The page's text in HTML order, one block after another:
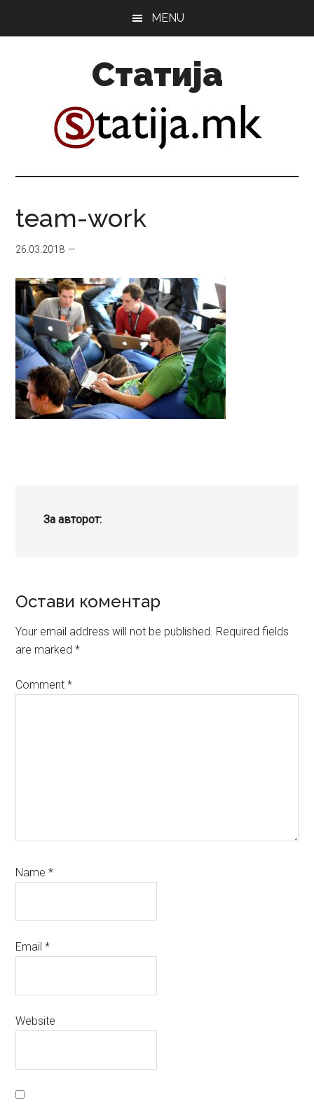
MENU
Статија
team-work
26.03.2018
За авторот:
Reader
Interactions
Остави коментар
Your email address will not be published. Required fields
are marked*
Comment*
Name*
Email*
Website